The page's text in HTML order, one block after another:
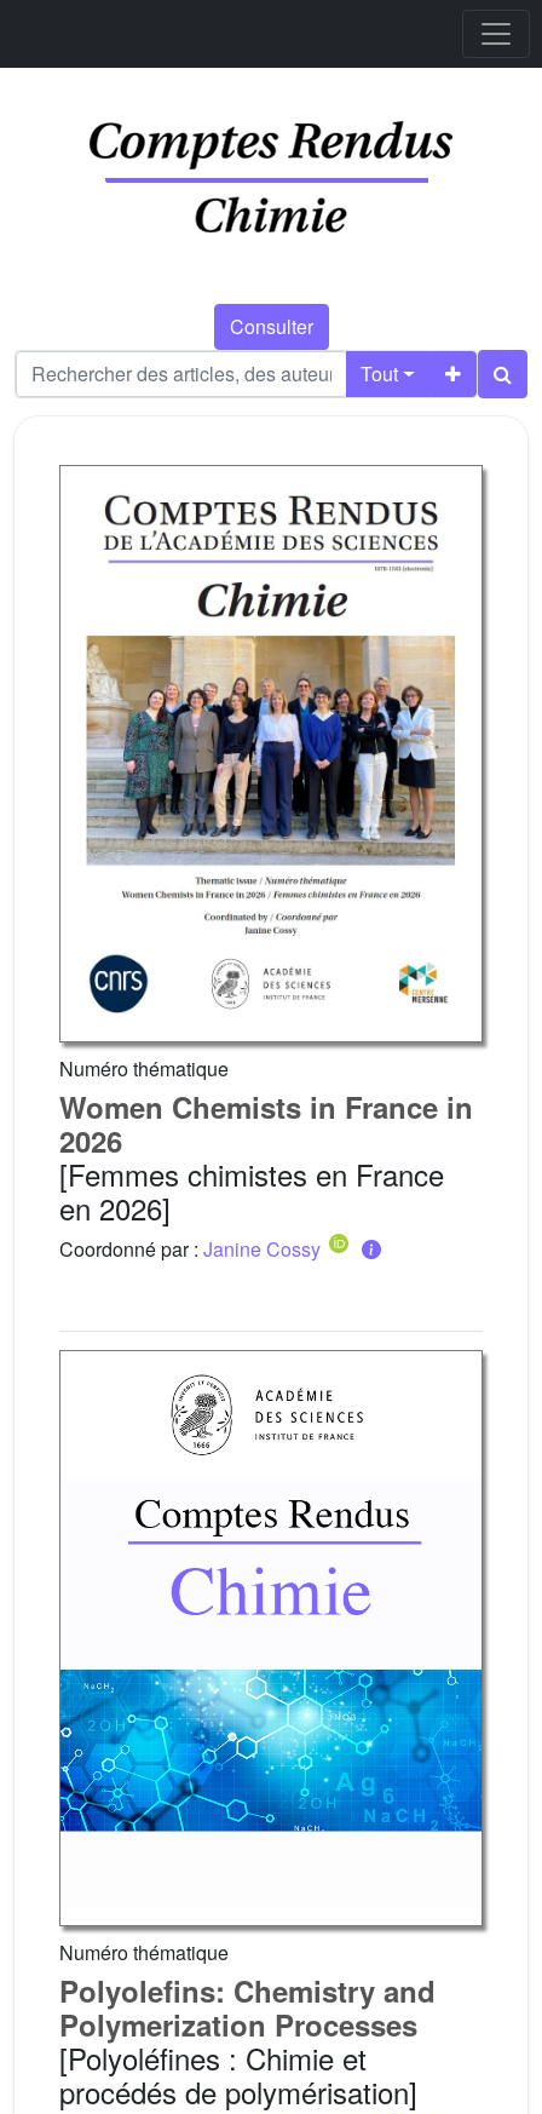
Consulter
Tout
Numéro thématique
Women Chemists in France in
2026
[Femmes chimistes en France
en 2026]
Coordonné par : Janine Cossy
Numéro thématique
Polyolefins: Chemistry and
Polymerization Processes
[Polyoléfines : Chimie et
procédés de polymérisation]